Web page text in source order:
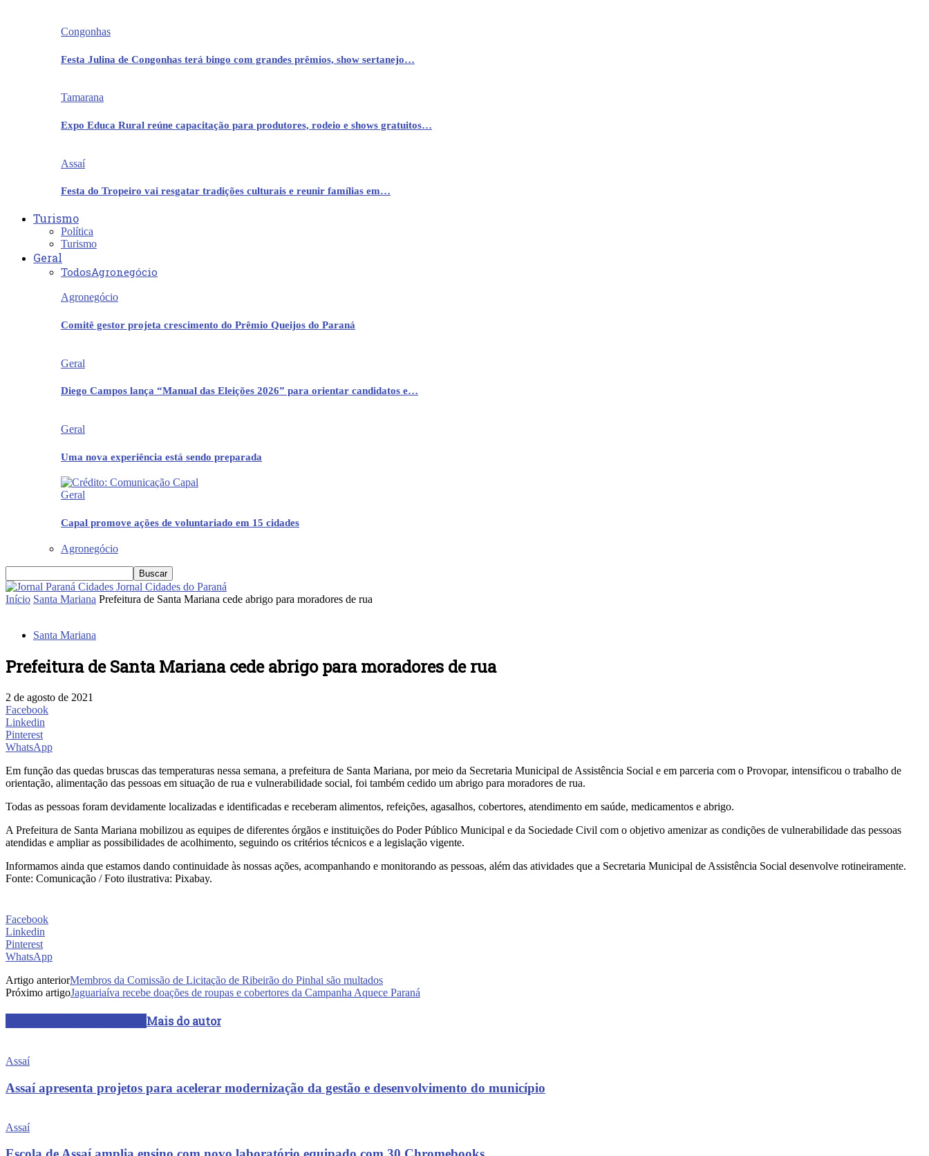
Congonhas
Festa Julina de Congonhas terá bingo com grandes prêmios, show sertanejo…
Tamarana
Expo Educa Rural reúne capacitação para produtores, rodeio e shows gratuitos…
Assaí
Festa do Tropeiro vai resgatar tradições culturais e reunir famílias em…
Turismo
Política
Turismo
Geral
TodosAgronegócio
Agronegócio
Comitê gestor projeta crescimento do Prêmio Queijos do Paraná
Geral
Diego Campos lança “Manual das Eleições 2026” para orientar candidatos e…
Geral
Uma nova experiência está sendo preparada
Geral
Capal promove ações de voluntariado em 15 cidades
Agronegócio
Jornal Cidades do Paraná
Início Santa Mariana Prefeitura de Santa Mariana cede abrigo para moradores de rua
Santa Mariana
Prefeitura de Santa Mariana cede abrigo para moradores de rua
2 de agosto de 2021
Facebook
Linkedin
Pinterest
WhatsApp
Em função das quedas bruscas das temperaturas nessa semana, a prefeitura de Santa Mariana, por meio da Secretaria Municipal de Assistência Social e em parceria com o Provopar, intensificou o trabalho de
orientação, alimentação das pessoas em situação de rua e vulnerabilidade social, foi também cedido um abrigo para moradores de rua.
Todas as pessoas foram devidamente localizadas e identificadas e receberam alimentos, refeições, agasalhos, cobertores, atendimento em saúde, medicamentos e abrigo.
A Prefeitura de Santa Mariana mobilizou as equipes de diferentes órgãos e instituições do Poder Público Municipal e da Sociedade Civil com o objetivo amenizar as condições de vulnerabilidade das pessoas
atendidas e ampliar as possibilidades de acolhimento, seguindo os critérios técnicos e a legislação vigente.
Informamos ainda que estamos dando continuidade às nossas ações, acompanhando e monitorando as pessoas, além das atividades que a Secretaria Municipal de Assistência Social desenvolve rotineiramente.
Fonte: Comunicação / Foto ilustrativa: Pixabay.
Facebook
Linkedin
Pinterest
WhatsApp
Artigo anteriorMembros da Comissão de Licitação de Ribeirão do Pinhal são multados
Próximo artigoJaguariaíva recebe doações de roupas e cobertores da Campanha Aquece Paraná
Mais do autor
Assaí
Assaí apresenta projetos para acelerar modernização da gestão e desenvolvimento do município
Assaí